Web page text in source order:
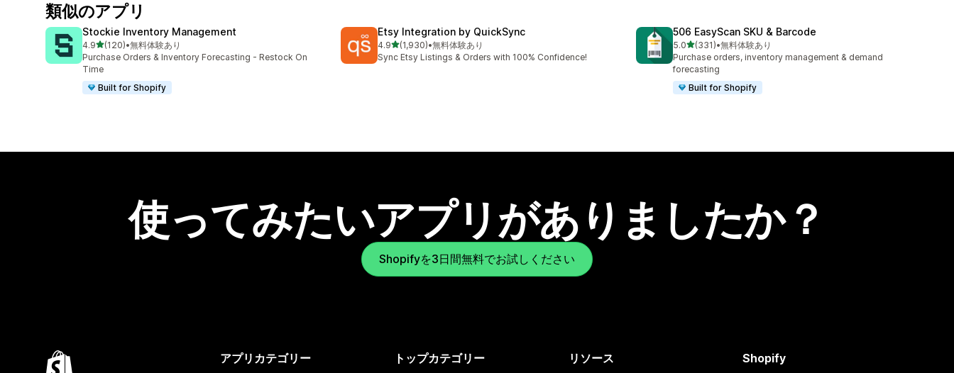
類似のアプリ
Stockie Inventory Management
4.95つ星中
(120)
合計レビュー数：120件
•無料体験あり
Purchase Orders & Inventory Forecasting - Restock On
Time
Built for Shopify
Etsy Integration by QuickSync
4.95つ星中
(1,930)
合計レビュー数：1930件
•無料体験あり
Sync Etsy Listings & Orders with 100% Confidence!
506 EasyScan SKU & Barcode
5.05つ星中
(331)
合計レビュー数：331件
•無料体験あり
Purchase orders, inventory management & demand
forecasting
Built for Shopify
使ってみたいアプリがありましたか？
Shopifyを3日間無料でお試しください
アプリカテゴリー トップカテゴリー リソース Shopify